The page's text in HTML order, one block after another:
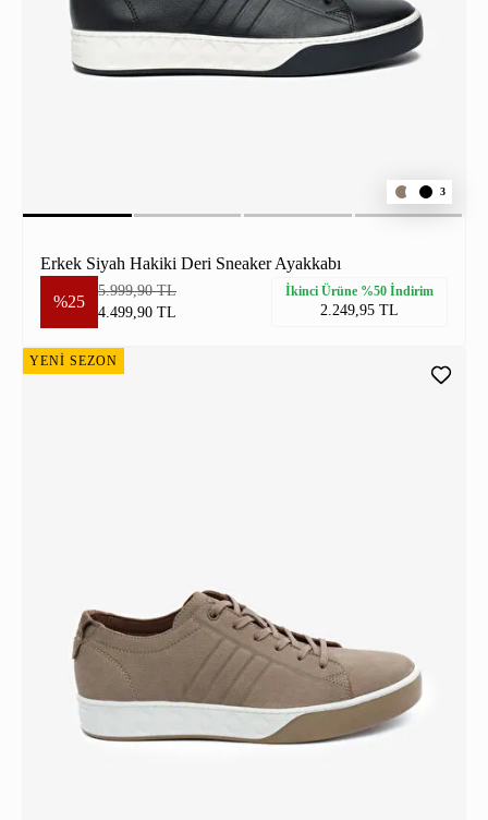
3
Erkek Siyah Hakiki Deri Sneaker Ayakkabı
%25
5.999,90 TL
4.499,90 TL
İkinci Ürüne %50 İndirim
2.249,95 TL
YENİ SEZON